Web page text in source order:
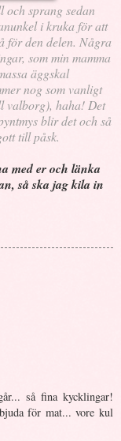
sprang sedan
i kruka för att
för den delen. Några
som min mamma
äggskal
nog som vanligt
valborg), haha! Det
blir det och så
till påsk.
med er och länka
så ska jag kila in
så fina kycklingar!
för mat... vore kul